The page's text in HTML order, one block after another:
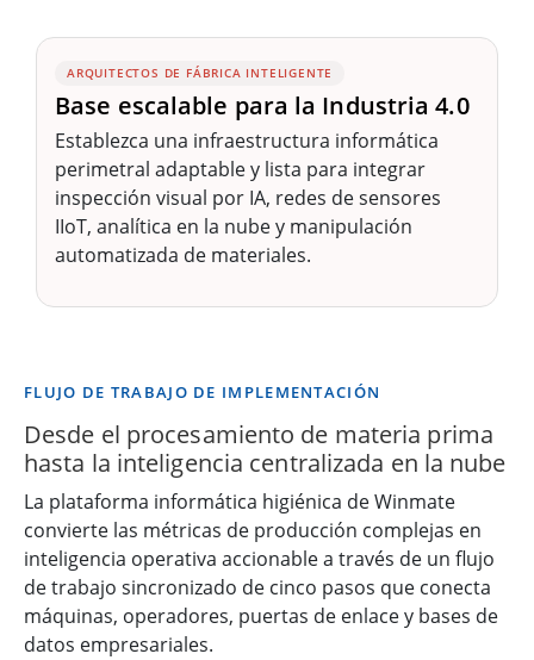
ARQUITECTOS DE FÁBRICA INTELIGENTE
Base escalable para la Industria 4.0
Establezca una infraestructura informática
perimetral adaptable y lista para integrar
inspección visual por IA, redes de sensores
IIoT, analítica en la nube y manipulación
automatizada de materiales.
FLUJO DE TRABAJO DE IMPLEMENTACIÓN
Desde el procesamiento de materia prima
hasta la inteligencia centralizada en la nube
La plataforma informática higiénica de Winmate
convierte las métricas de producción complejas en
inteligencia operativa accionable a través de un flujo
de trabajo sincronizado de cinco pasos que conecta
máquinas, operadores, puertas de enlace y bases de
datos empresariales.